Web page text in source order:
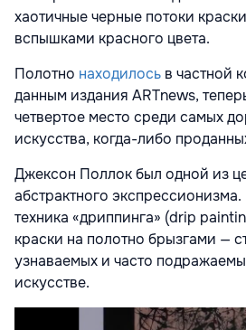
хаотичные черные потоки
вспышками красного цвета.
Полотно находилось в частной
данным издания ARTnews,
четвертое место среди самых
искусства, когда-либо
Джексон Поллок был одной из
абстрактного
техника «дриппинга» (drip
краски на полотно брызгами —
узнаваемых и часто
искусстве.